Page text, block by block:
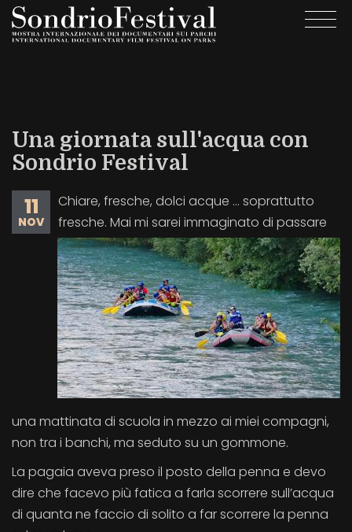
Salta
Una giornata sull'acqua con
Sondrio Festival
11
NOV
Chiare, fresche, dolci acque … soprattutto
fresche. Mai mi sarei immaginato di passare
una mattinata di scuola in mezzo ai miei compagni,
non tra i banchi, ma seduto su un gommone.
La pagaia aveva preso il posto della penna e devo
dire che facevo più fatica a farla scorrere sull’acqua
di quanta ne faccio di solito a far scorrere la penna